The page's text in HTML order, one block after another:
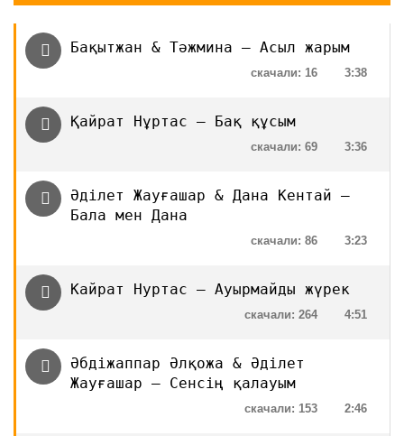
Бақытжан & Тәжмина — Асыл жарым
3:38
скачали: 16
Қайрат Нұртас – Бақ құсым
3:36
скачали: 69
Әділет Жауғашар & Дана Кентай —
Бала мен Дана
3:23
скачали: 86
Кайрат Нуртас — Ауырмайды жүрек
4:51
скачали: 264
Әбдіжаппар Әлқожа & Әділет
Жауғашар — Сенсің қалауым
2:46
скачали: 153